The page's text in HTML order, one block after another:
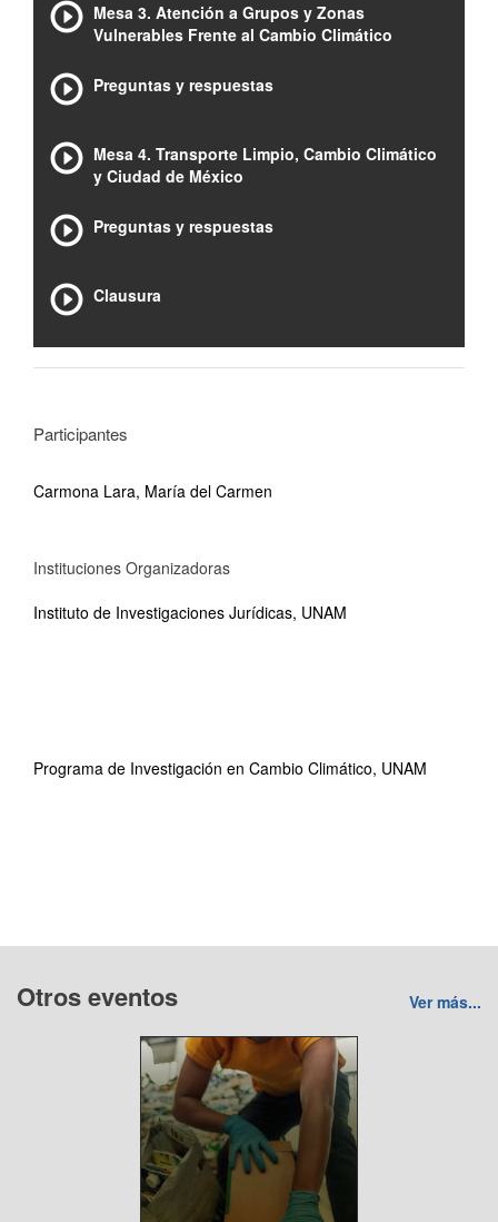
Mesa 3. Atención a Grupos y Zonas
Vulnerables Frente al Cambio Climático
Preguntas y respuestas
Mesa 4. Transporte Limpio, Cambio Climático
y Ciudad de México
Preguntas y respuestas
Clausura
Participantes
Carmona Lara, María del Carmen
Instituciones Organizadoras
Instituto de Investigaciones Jurídicas, UNAM
Programa de Investigación en Cambio Climático, UNAM
Otros eventos Ver más...